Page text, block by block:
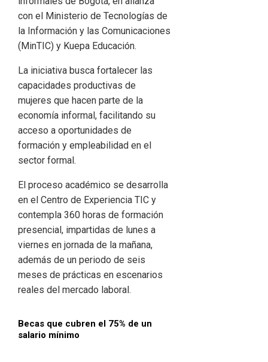
con el Ministerio de Tecnologías de
la Información y las Comunicaciones
(MinTIC) y Kuepa Educación.
La iniciativa busca fortalecer las
capacidades productivas de
mujeres que hacen parte de la
economía informal, facilitando su
acceso a oportunidades de
formación y empleabilidad en el
sector formal.
El proceso académico se desarrolla
en el Centro de Experiencia TIC y
contempla 360 horas de formación
presencial, impartidas de lunes a
viernes en jornada de la mañana,
además de un periodo de seis
meses de prácticas en escenarios
reales del mercado laboral.
Becas que cubren el 75% de un
salario mínimo